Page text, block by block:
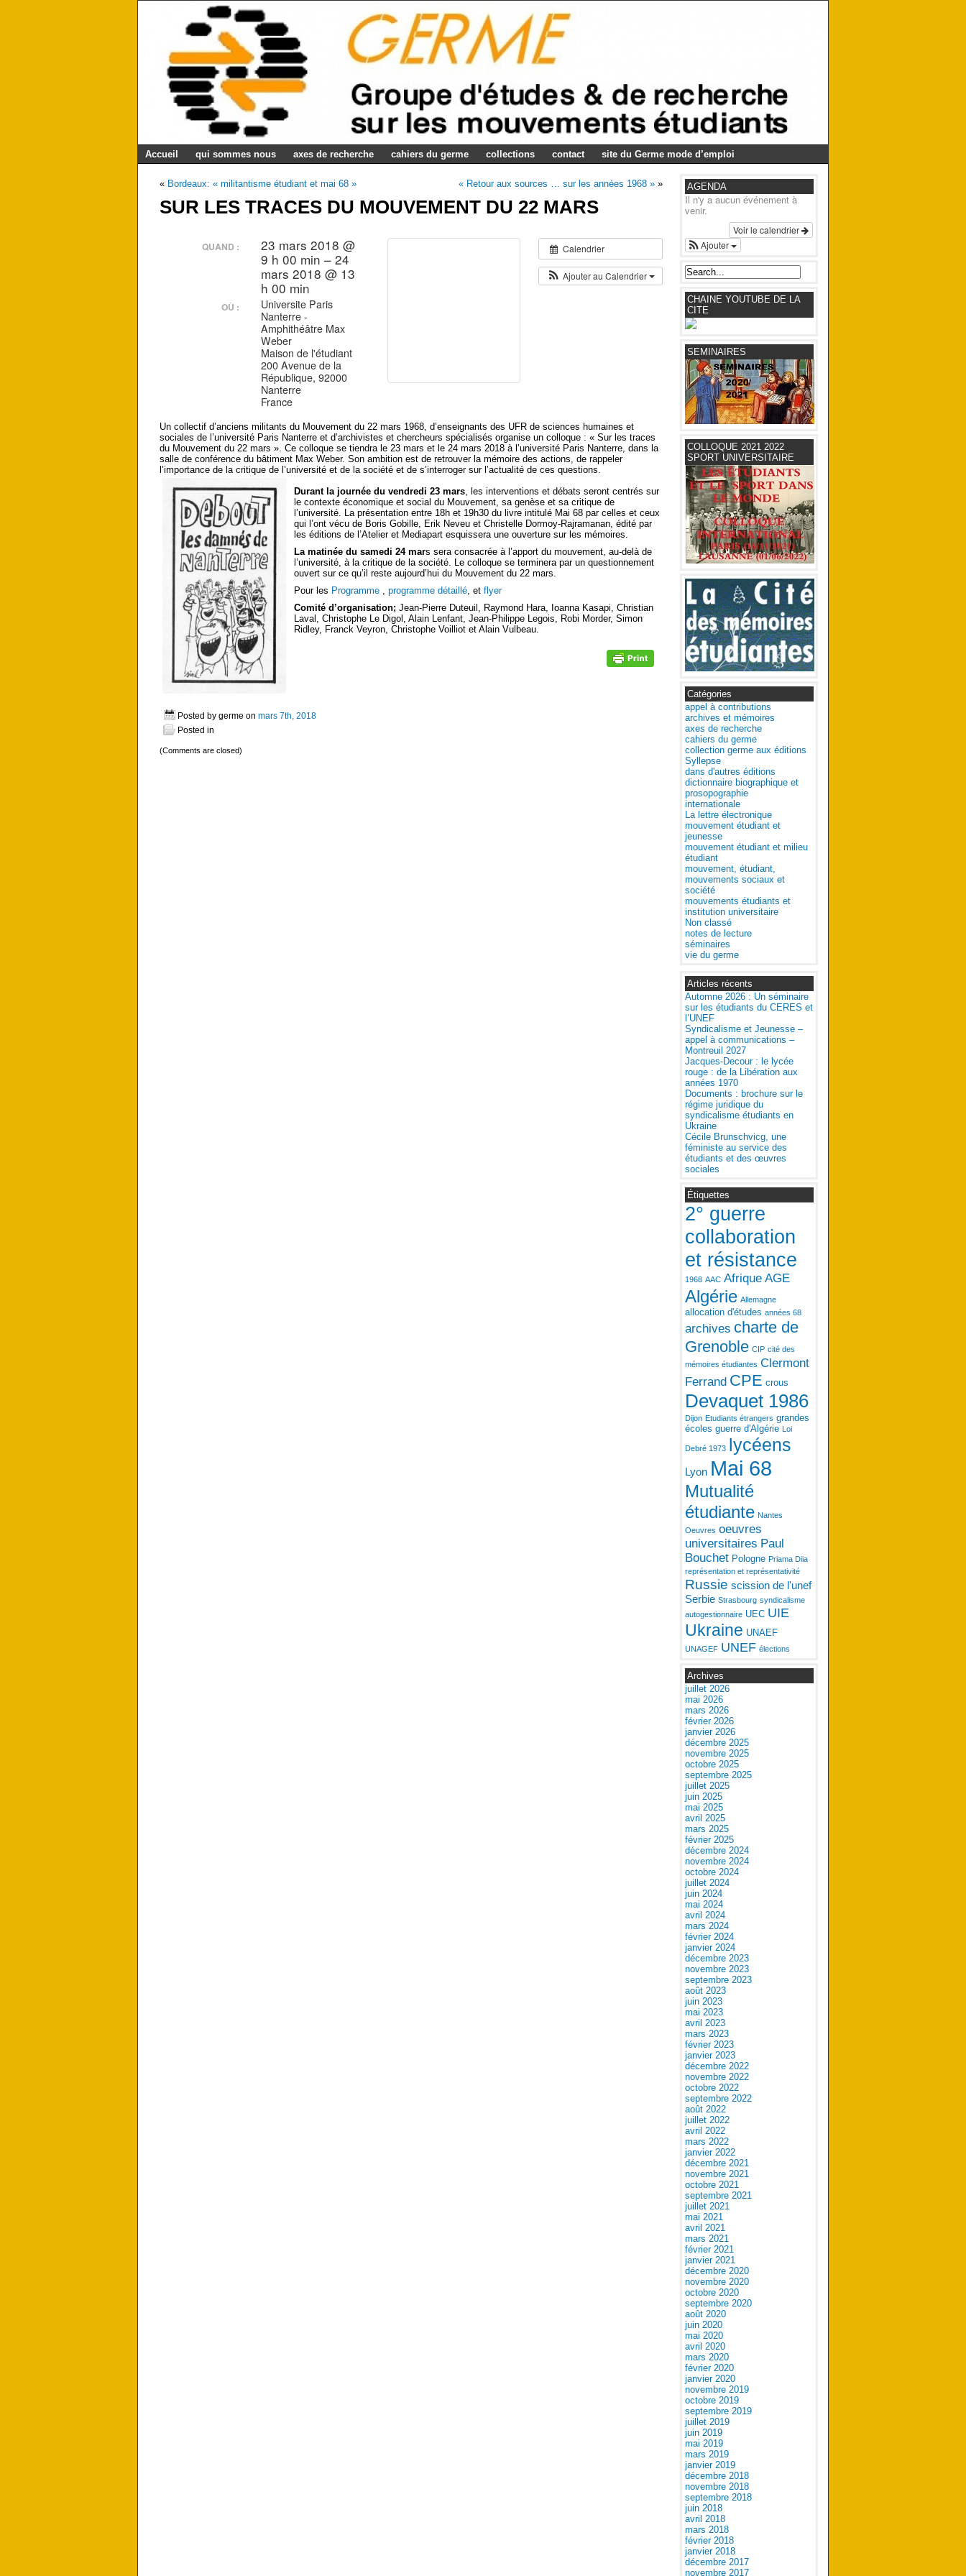
Accueil qui sommes nous axes de recherche cahiers du germe collections contact site du Germe mode d’emploi
« Bordeaux: « militantisme étudiant et mai 68 » « Retour aux sources … sur les années 1968 » »
SUR LES TRACES DU MOUVEMENT DU 22 MARS
Calendrier
Ajouter au Calendrier
QUAND :
23 mars 2018 @
9 h 00 min – 24
mars 2018 @ 13
h 00 min
OÙ :
Universite Paris
Nanterre -
Amphithéâtre Max
Weber
Maison de l'étudiant
200 Avenue de la
République, 92000
Nanterre
France
Un collectif d’anciens militants du Mouvement du 22 mars 1968, d’enseignants des UFR de sciences humaines et
sociales de l’université Paris Nanterre et d’archivistes et chercheurs spécialisés organise un colloque : « Sur les traces
du Mouvement du 22 mars ». Ce colloque se tiendra le 23 mars et le 24 mars 2018 à l’université Paris Nanterre, dans la
salle de conférence du bâtiment Max Weber. Son ambition est de retrouver la mémoire des actions, de rappeler
l’importance de la critique de l’université et de la société et de s’interroger sur l’actualité de ces questions.
Durant la journée du vendredi 23 mars, les interventions et débats seront centrés sur
le contexte économique et social du Mouvement, sa genèse et sa critique de
l’université. La présentation entre 18h et 19h30 du livre intitulé Mai 68 par celles et ceux
qui l’ont vécu de Boris Gobille, Erik Neveu et Christelle Dormoy-Rajramanan, édité par
les éditions de l’Atelier et Mediapart esquissera une ouverture sur les mémoires.
La matinée du samedi 24 mars sera consacrée à l’apport du mouvement, au-delà de
l’université, à la critique de la société. Le colloque se terminera par un questionnement
ouvert sur ce qu’il reste aujourd’hui du Mouvement du 22 mars.
Pour les Programme , programme détaillé, et flyer
Comité d’organisation; Jean-Pierre Duteuil, Raymond Hara, Ioanna Kasapi, Christian
Laval, Christophe Le Digol, Alain Lenfant, Jean-Philippe Legois, Robi Morder, Simon
Ridley, Franck Veyron, Christophe Voilliot et Alain Vulbeau.
Posted by germe on mars 7th, 2018
Posted in
(Comments are closed)
AGENDA
Il n'y a aucun événement à
venir.
Voir le calendrier
Ajouter
CHAINE YOUTUBE DE LA
CITE
SEMINAIRES
COLLOQUE 2021 2022
SPORT UNIVERSITAIRE
Catégories
appel à contributions
archives et mémoires
axes de recherche
cahiers du germe
collection germe aux éditions
Syllepse
dans d'autres éditions
dictionnaire biographique et
prosopographie
internationale
La lettre électronique
mouvement étudiant et
jeunesse
mouvement étudiant et milieu
étudiant
mouvement, étudiant,
mouvements sociaux et
société
mouvements étudiants et
institution universitaire
Non classé
notes de lecture
séminaires
vie du germe
Articles récents
Automne 2026 : Un séminaire
sur les étudiants du CERES et
l’UNEF
Syndicalisme et Jeunesse –
appel à communications –
Montreuil 2027
Jacques-Decour : le lycée
rouge : de la Libération aux
années 1970
Documents : brochure sur le
régime juridique du
syndicalisme étudiants en
Ukraine
Cécile Brunschvicg, une
féministe au service des
étudiants et des œuvres
sociales
Étiquettes
2° guerre
collaboration
et résistance
1968 AAC Afrique AGE
Algérie Allemagne
allocation d'études années 68
archives charte de
Grenoble CIP cité des
mémoires étudiantes Clermont
Ferrand CPE crous
Devaquet 1986
Dijon Etudiants étrangers grandes
écoles guerre d'Algérie Loi
Debré 1973 lycéens
Lyon Mai 68
Mutualité
étudiante Nantes
Oeuvres oeuvres
universitaires Paul
Bouchet Pologne Priama Diia
représentation et représentativité
Russie scission de l'unef
Serbie Strasbourg syndicalisme
autogestionnaire UEC UIE
Ukraine UNAEF
UNAGEF UNEF élections
Archives
juillet 2026
mai 2026
mars 2026
février 2026
janvier 2026
décembre 2025
novembre 2025
octobre 2025
septembre 2025
juillet 2025
juin 2025
mai 2025
avril 2025
mars 2025
février 2025
décembre 2024
novembre 2024
octobre 2024
juillet 2024
juin 2024
mai 2024
avril 2024
mars 2024
février 2024
janvier 2024
décembre 2023
novembre 2023
septembre 2023
août 2023
juin 2023
mai 2023
avril 2023
mars 2023
février 2023
janvier 2023
décembre 2022
novembre 2022
octobre 2022
septembre 2022
août 2022
juillet 2022
avril 2022
mars 2022
janvier 2022
décembre 2021
novembre 2021
octobre 2021
septembre 2021
juillet 2021
mai 2021
avril 2021
mars 2021
février 2021
janvier 2021
décembre 2020
novembre 2020
octobre 2020
septembre 2020
août 2020
juin 2020
mai 2020
avril 2020
mars 2020
février 2020
janvier 2020
novembre 2019
octobre 2019
septembre 2019
juillet 2019
juin 2019
mai 2019
mars 2019
janvier 2019
décembre 2018
novembre 2018
septembre 2018
juin 2018
avril 2018
mars 2018
février 2018
janvier 2018
décembre 2017
novembre 2017